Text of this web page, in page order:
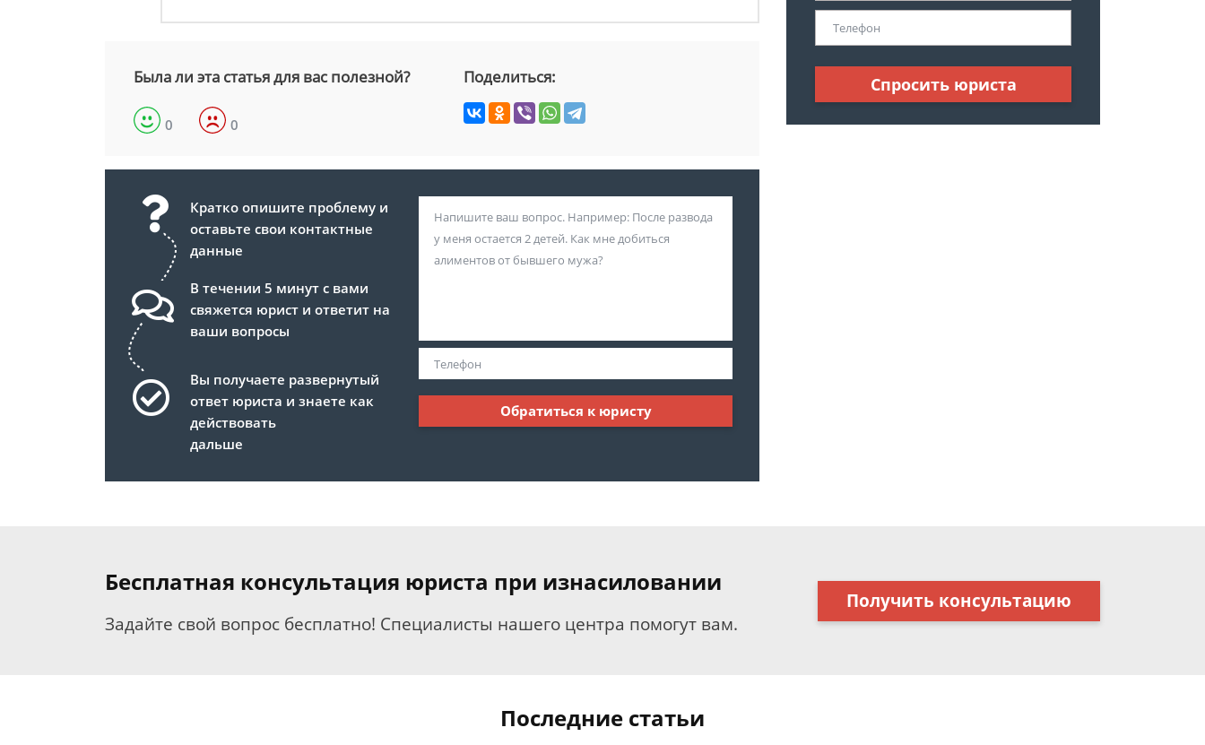
Была ли эта статья для вас полезной?
0 0
Поделиться:
Кратко опишите проблему и
оставьте свои контактные
данные
В течении 5 минут с вами
свяжется юрист и ответит на
ваши вопросы
Вы получаете развернутый
ответ юриста и знаете как
действовать
дальше
Обратиться к юристу
Спросить юриста
Бесплатная консультация юриста при изнасиловании
Задайте свой вопрос бесплатно! Специалисты нашего центра помогут вам.
Получить консультацию
Последние статьи